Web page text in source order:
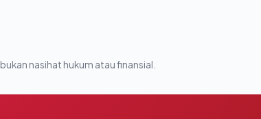
nasihat hukum atau finansial.